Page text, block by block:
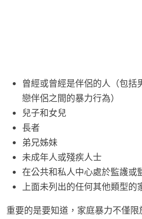
曾經或曾經是伴侶的人（包括
戀伴侶之間的暴力行為）
兒子和女兒
長者
弟兄姊妹
未成年人或殘疾人士
在公共和私人中心處於監護或
上面未列出的任何其他類型的
重要的是要知道，家庭暴力不僅